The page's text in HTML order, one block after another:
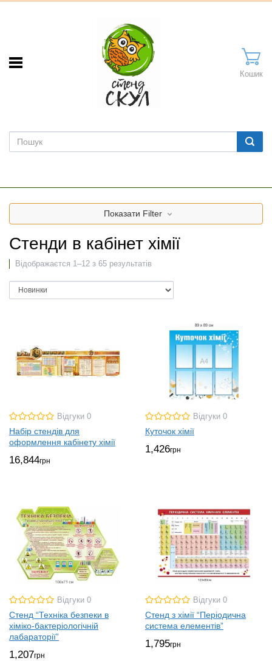
Кошик
Показати Filter
Стенди в кабінет хімії
Відображаєтся 1–12 з 65 результатів
Відгуки 0
Набір стендів для
оформлення кабінету хімії
16,844грн
Відгуки 0
Куточок хімії
1,426грн
Відгуки 0
Стенд “Техніка безпеки в
хіміко-бактеріологічній
лабараторії”
1,207грн
Відгуки 0
Стенд з хімії “Періодична
система елементів”
1,795грн